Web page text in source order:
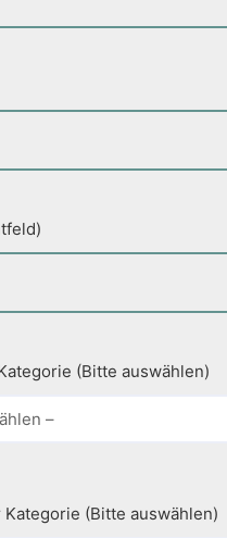
(Bitte auswählen)
(Bitte auswählen)